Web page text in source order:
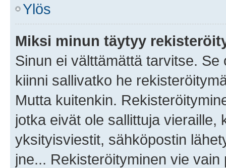
Ylös
Miksi minun täytyy
Sinun ei välttämättä tarvitse.
kiinni sallivatko he
Mutta kuitenkin.
jotka eivät ole sallittuja vieraille,
yksityisviestit, sähköpostin
jne... Rekisteröityminen vie